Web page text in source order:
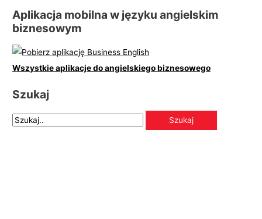
Aplikacja mobilna w języku angielskim
biznesowym
Wszystkie aplikacje do angielskiego biznesowego
Szukaj